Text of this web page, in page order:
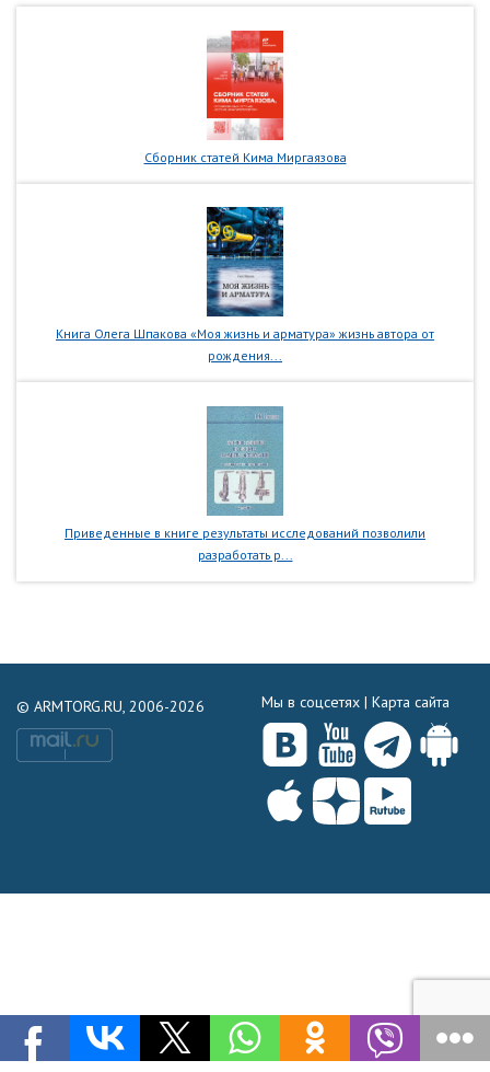
Сборник статей Кима Миргаязова
Книга Олега Шпакова «Моя жизнь и арматура» жизнь автора от
рождения...
Приведенные в книге результаты исследований позволили
разработать р...
© ARMTORG.RU, 2006-2026 Мы в соцсетях | Карта сайта